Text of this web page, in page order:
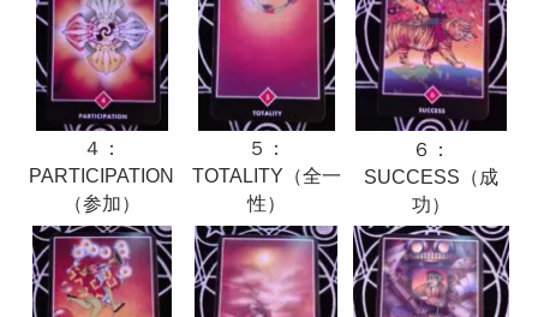
４：
PARTICIPATION
（参加）
５：
TOTALITY（全一
性）
６：
SUCCESS（成
功）